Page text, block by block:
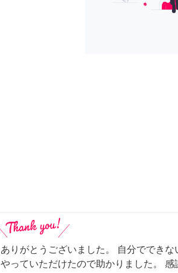
ありがとうございました。 自分ででき
やっていただけたので助かりました。 感